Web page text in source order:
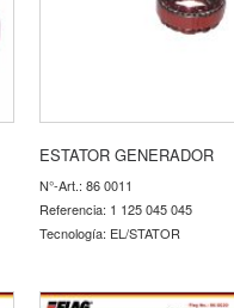
ESTATOR GENERADOR
N°-Art.: 86 0011
Referencia: 1 125 045 045
Tecnología: EL/STATOR